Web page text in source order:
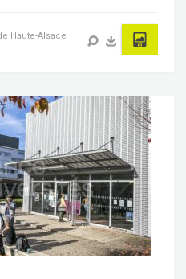
Haute-Alsace